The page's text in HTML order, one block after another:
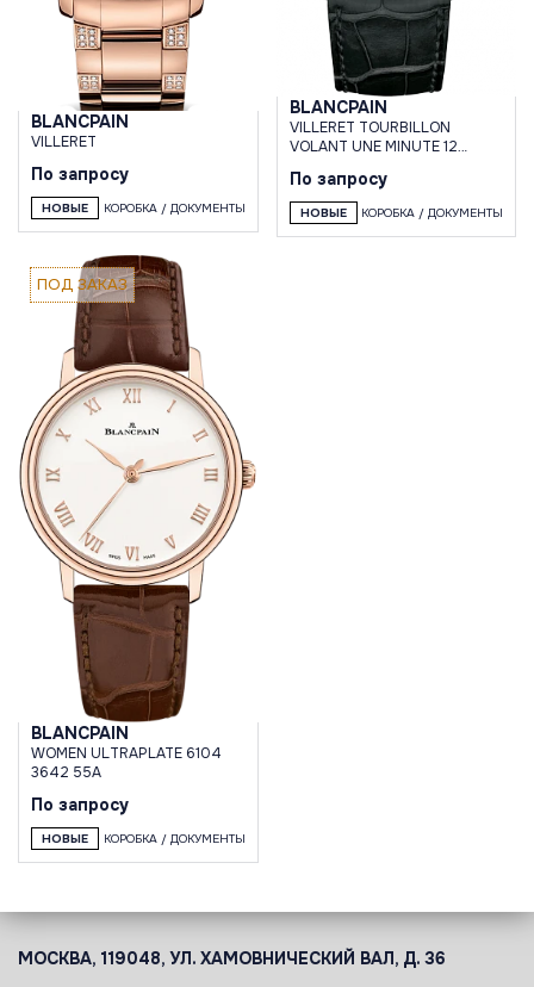
BLANCPAIN
VILLERET
По запросу
НОВЫЕ КОРОБКА / ДОКУМЕНТЫ
BLANCPAIN
VILLERET TOURBILLON
VOLANT UNE MINUTE 12
По запросу
НОВЫЕ КОРОБКА / ДОКУМЕНТЫ
ПОД ЗАКАЗ
BLANCPAIN
WOMEN ULTRAPLATE 6104
3642 55A
По запросу
НОВЫЕ КОРОБКА / ДОКУМЕНТЫ
МОСКВА, 119048, УЛ. ХАМОВНИЧЕСКИЙ ВАЛ, Д. 36